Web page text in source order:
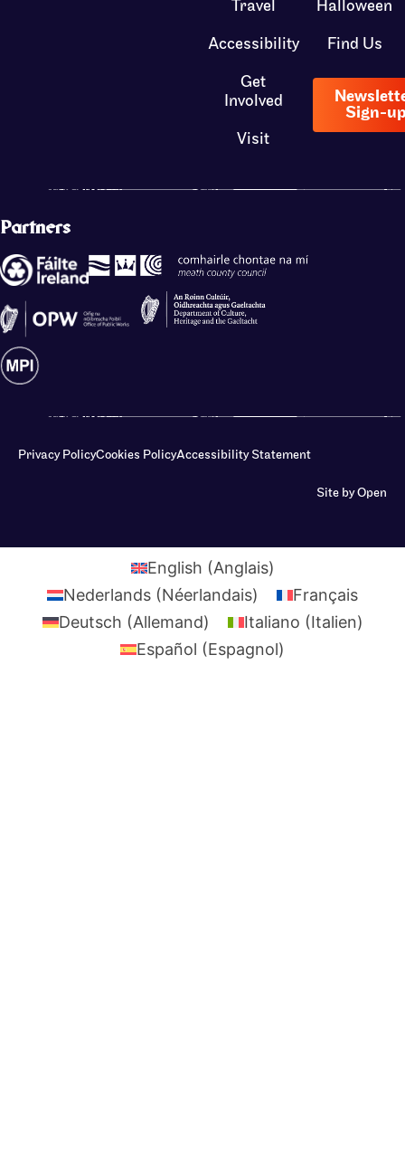
Travel
Accessibility
Get
Involved
Visit
Halloween
Find Us
Sign-up
Partners
Privacy PolicyCookies PolicyAccessibility Statement
Site by Open
English (Anglais)
Nederlands (Néerlandais)
Français
Deutsch (Allemand) Italiano (Italien)
Español (Espagnol)